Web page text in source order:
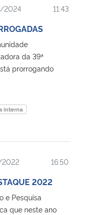
2024 11:43
da 39ª
prorrogando
interna
16:50
2022
e Pesquisa
que neste ano